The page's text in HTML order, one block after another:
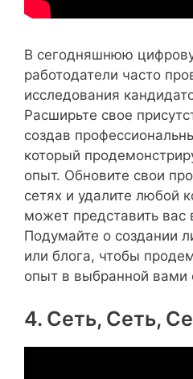
В сегодняшнюю
работодатели часто
исследования
Расширьте свое
создав
который
опыт. Обновите свои
сетях и удалите любой
может представить вас
Подумайте о создании
или блога, чтобы
опыт в выбранной вами
4. Сеть, Сеть,